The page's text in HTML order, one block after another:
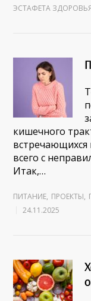
ЭСТАФЕТА
кишечного
встречающихся
всего с
Итак,…
ПИТАНИЕ, ПРОЕКТЫ,
24.11.2025